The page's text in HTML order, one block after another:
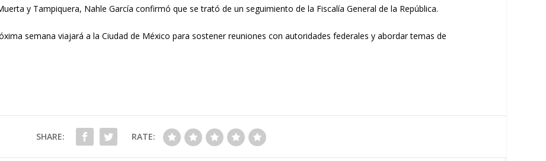
y Tampiquera, Nahle García confirmó que se trató de un seguimiento de la Fiscalía General de la República.
semana viajará a la Ciudad de México para sostener reuniones con autoridades federales y abordar temas de
SHARE: RATE: